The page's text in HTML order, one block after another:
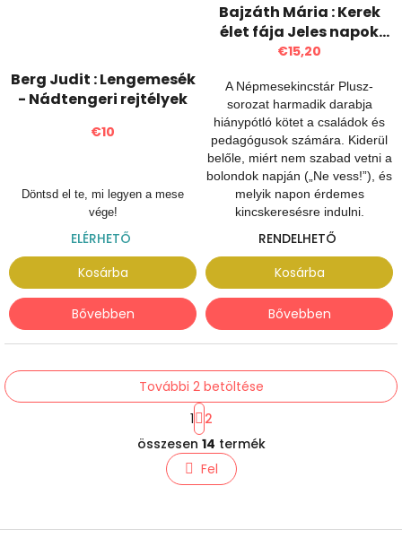
Berg Judit : Lengemesék
- Nádtengeri rejtélyek
€10
Döntsd el te, mi legyen a mese
vége!
ELÉRHETŐ
Kosárba
Bővebben
Bajzáth Mária : Kerek
élet fája Jeles napok
mesekalendáriuma
€15,20
A Népmesekincstár Plusz-
sorozat harmadik darabja
hiánypótló kötet a családok és
pedagógusok számára. Kiderül
belőle, miért nem szabad vetni a
bolondok napján („Ne vess!”), és
melyik napon érdemes
kincskeresésre indulni.
RENDELHETŐ
Kosárba
Bővebben
L
i
s
t
További 2 betöltése
L
a
p
o
z
á
1
2
összesen 14 termék
Fel